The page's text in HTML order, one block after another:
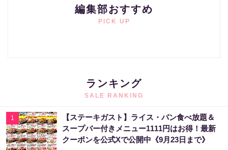
編集部おすすめ
PICK UP
ランキング
SALE RANKING
1
【ステーキガスト】ライス・パン食べ放題＆
スープバー付きメニュー1111円はお得！最新
クーポンを公式Xで公開中《9月23日まで》